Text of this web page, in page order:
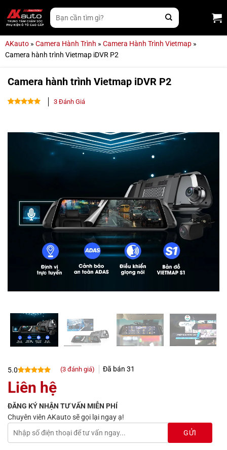
qua
nội
Tìm
kiếm:
AKauto » Camera Hành Trình » Camera Hành Trình Vietmap »
Camera hành trình Vietmap iDVR P2
Camera hành trình Vietmap iDVR P2
3Đánh Giá
5.0
5.0
trên 5
dựa trên
3
(3đánh giá) Đã bán 31
Liên hệ
ĐĂNG KÝ NHẬN TƯ VẤN MIỄN PHÍ
Chuyên viên AKauto sẽ gọi lại ngay ạ!